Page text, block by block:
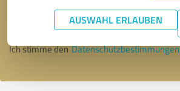
AUSWAHL ERLAUBEN
Nachricht senden
Ich stimme denDatenschutzbestimmungen